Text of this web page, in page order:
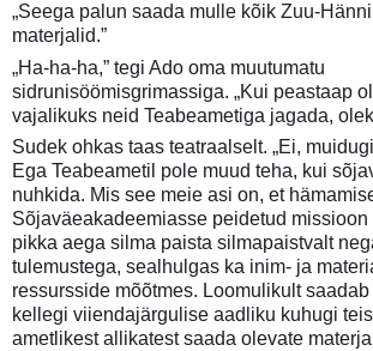
„Seega palun saada mulle kõik Zuu-
materjalid.”
„Ha-ha-ha,” tegi Ado oma muutumatu
sidrunisöömisgrimassiga. „Kui peastaap
vajalikuks neid Teabeametiga jagada,
Sudek ohkas taas teatraalselt. „Ei,
Ega Teabeametil pole muud teha, kui
nuhkida. Mis see meie asi on, et
Sõjaväeakadeemiasse peidetud missioon
pikka aega silma paista silmapaistvalt
tulemustega, sealhulgas ka inim- ja
ressursside mõõtmes. Loomulikult
kellegi viiendajärgulise aadliku kuhugi
ametlikest allikatest saada olevate